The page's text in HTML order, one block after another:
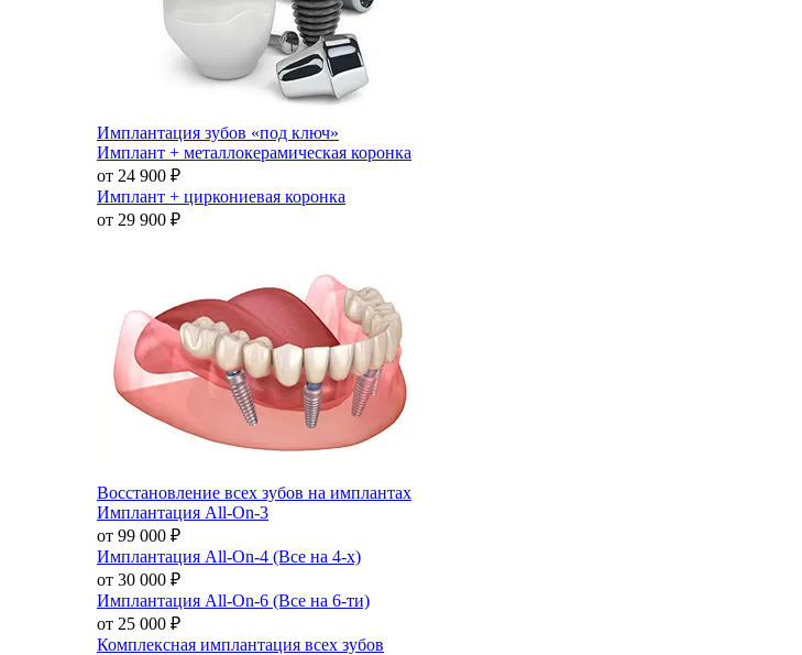
Имплантация зубов «под ключ»
Имплант + металлокерамическая коронка
от 24 900 ₽
Имплант + циркониевая коронка
от 29 900 ₽
Восстановление всех зубов на имплантах
Имплантация All-On-3
от 99 000 ₽
Имплантация All-On-4 (Все на 4-х)
от 30 000 ₽
Имплантация All-On-6 (Все на 6-ти)
от 25 000 ₽
Комплексная имплантация всех зубов